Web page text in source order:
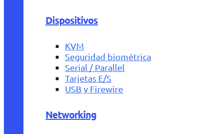
Dispositivos
KVM
Seguridad biométrica
Serial / Parallel
Tarjetas E/S
USB y Firewire
Networking